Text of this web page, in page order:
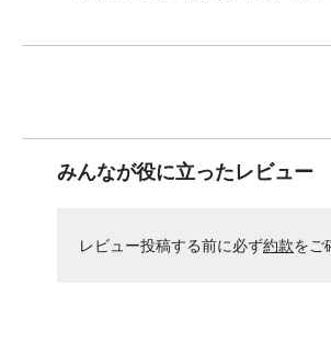
みんなが役に立ったレビュー
レビュー投稿する前に必ず約款をご